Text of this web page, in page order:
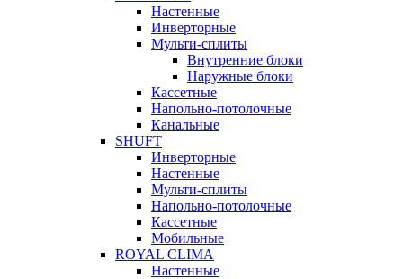
Настенные
Инверторные
Мульти-сплиты
Внутренние блоки
Наружные блоки
Кассетные
Напольно-потолочные
Канальные
SHUFT
Инверторные
Настенные
Мульти-сплиты
Напольно-потолочные
Кассетные
Мобильные
ROYAL CLIMA
Настенные